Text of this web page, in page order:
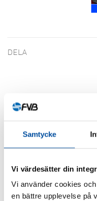
Samtycke
Vi värdesätter din
Vi använder cookies
en bättre upplevelse på
DELA
Liknande